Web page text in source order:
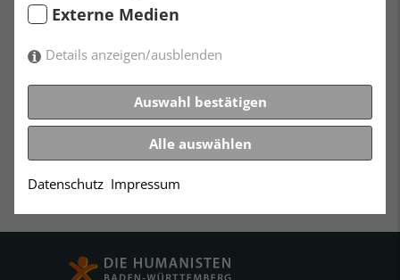
ermächtigten Betreuer erfolgen. Nicht zuletzt sollte
Bestattungsvorsorge erwogen werden.
Externe Medien
Details anzeigen/ausblenden
Auswahl bestätigen
Alle auswählen
Datenschutz Impressum